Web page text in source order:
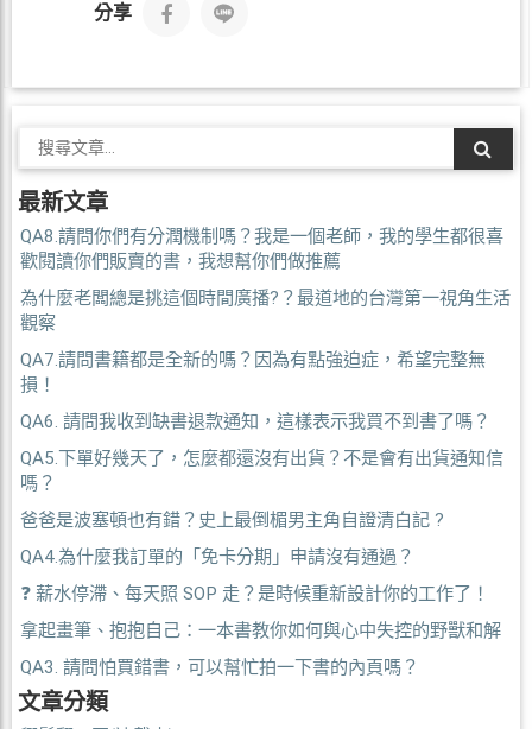
分享
最新文章
QA8.請問你們有分潤機制嗎？我是一個老師，我的學生都很喜
歡閱讀你們販賣的書，我想幫你們做推薦
為什麼老闆總是挑這個時間廣播?？最道地的台灣第一視角生活
觀察
QA7.請問書籍都是全新的嗎？因為有點強迫症，希望完整無
損！
QA6. 請問我收到缺書退款通知，這樣表示我買不到書了嗎？
QA5.下單好幾天了，怎麼都還沒有出貨？不是會有出貨通知信
嗎？
爸爸是波塞頓也有錯？史上最倒楣男主角自證清白記 ?
QA4.為什麼我訂單的「免卡分期」申請沒有通過？
❓ 薪水停滯、每天照 SOP 走？是時候重新設計你的工作了！
拿起畫筆、抱抱自己：一本書教你如何與心中失控的野獸和解
QA3. 請問怕買錯書，可以幫忙拍一下書的內頁嗎？
文章分類